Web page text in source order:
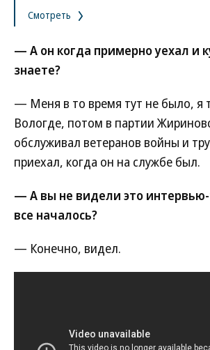
Смотреть
— А он когда примерно уехал и
знаете?
— Меня в то время тут не было, я
Вологде, потом в партии
обслуживал ветеранов войны и
приехал, когда он на службе был.
— А вы не видели это интервью-
все началось?
— Конечно, видел.